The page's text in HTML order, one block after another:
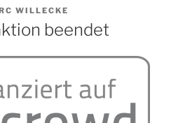
WILLECKE
beendet